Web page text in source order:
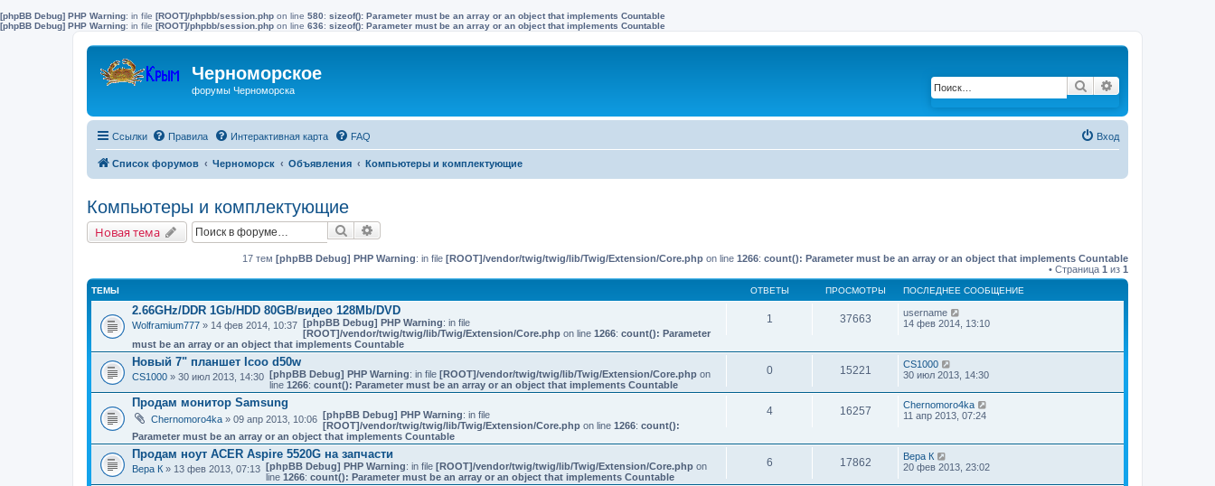
[phpBB Debug] PHP Warning: in file [ROOT]/phpbb/session.php on line 580: sizeof(): Parameter must be an array or an object that implements Countable
[phpBB Debug] PHP Warning: in file [ROOT]/phpbb/session.php on line 636: sizeof(): Parameter must be an array or an object that implements Countable
Черноморское
форумы Черноморска Поиск
Ссылки Правила Интерактивная карта FAQ Вход
Список форумов Черноморск Объявления Компьютеры и комплектующие
Компьютеры и комплектующие
Новая тема Поиск
17 тем [phpBB Debug] PHP Warning: in file [ROOT]/vendor/twig/twig/lib/Twig/Extension/Core.php on line 1266: count(): Parameter must be an array or an object that implements Countable
• Страница 1 из 1
ТЕМЫ ОТВЕТЫ ПРОСМОТРЫ ПОСЛЕДНЕЕ СООБЩЕНИЕ
2.66GHz/DDR 1Gb/HDD 80GB/видео 128Mb/DVD
Wolframium777 » 14 фев 2014, 10:37 [phpBB Debug] PHP Warning: in file
[ROOT]/vendor/twig/twig/lib/Twig/Extension/Core.phpon line 1266: count(): Parameter
must be an array or an object that implements Countable
1 37663
username
14 фев 2014, 13:10
Новый 7" планшет Icoo d50w
CS1000 » 30 июл 2013, 14:30 [phpBB Debug] PHP Warning: in file [ROOT]/vendor/twig/twig/lib/Twig/Extension/Core.phpon
line 1266: count(): Parameter must be an array or an object that implements Countable
0 15221
CS1000
30 июл 2013, 14:30
Продам монитор Samsung
Chernomoro4ka » 09 апр 2013, 10:06 [phpBB Debug] PHP Warning: in file
[ROOT]/vendor/twig/twig/lib/Twig/Extension/Core.phpon line 1266: count():
Parameter must be an array or an object that implements Countable
4 16257
Chernomoro4ka
11 апр 2013, 07:24
Продам ноут ACER Aspire 5520G на запчасти
Вера К » 13 фев 2013, 07:13 [phpBB Debug] PHP Warning: in file [ROOT]/vendor/twig/twig/lib/Twig/Extension/Core.phpon
line 1266: count(): Parameter must be an array or an object that implements Countable
6 17862
Вера К
20 фев 2013, 23:02